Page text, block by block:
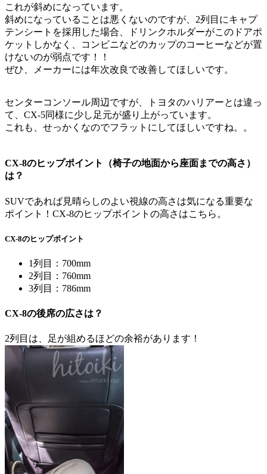
これが斜めになっています。
斜めになっていることは悪くないのですが、2列目にキャプ
テンシートを採用した場合、ドリンクホルダーがこのドアポ
ケットしかなく、コンビニなどのカップのコーヒーなどが置
けないのが弱点です！！
ぜひ、メーカーには年次改良で改善してほしいです。
センターコンソール周辺ですが、トヨタのハリアーとは違っ
て、CX-5同様に少し足元が盛り上がっています。
これも、せっかくなのでフラットにしてほしいですね。。
CX-8のヒップポイント（椅子の地面から座面までの高さ）
は？
SUVであれば見晴らしのよい視線の高さは気になる重要な
ポイント！CX-8のヒップポイントの高さはこちら。
CX-8のヒップポイント
1列目：700mm
2列目：760mm
3列目：786mm
CX-8の後席の広さは？
2列目は、足が組めるほどの余裕があります！